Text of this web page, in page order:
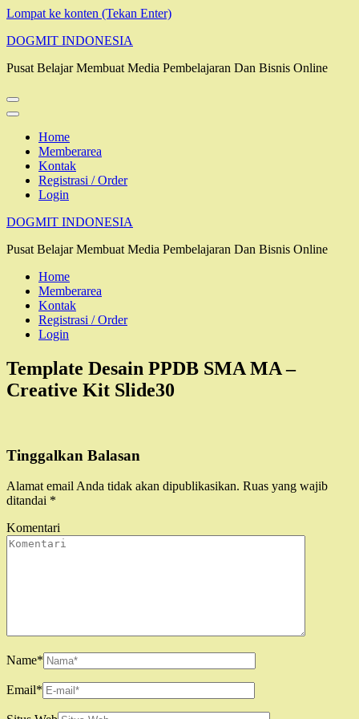
Lompat ke konten (Tekan Enter)
DOGMIT INDONESIA
Pusat Belajar Membuat Media Pembelajaran Dan Bisnis Online
Home
Memberarea
Kontak
Registrasi / Order
Login
DOGMIT INDONESIA
Pusat Belajar Membuat Media Pembelajaran Dan Bisnis Online
Home
Memberarea
Kontak
Registrasi / Order
Login
Template Desain PPDB SMA MA –
Creative Kit Slide30
Tinggalkan Balasan
Alamat email Anda tidak akan dipublikasikan. Ruas yang wajib
ditandai *
Komentari
Name*
Email*